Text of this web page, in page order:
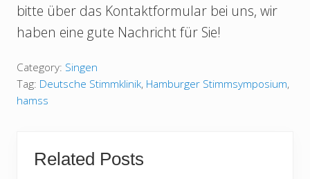
bitte über das Kontaktformular bei uns, wir
haben eine gute Nachricht für Sie!
Category: Singen
Tag: Deutsche Stimmklinik, Hamburger Stimmsymposium,
hamss
Related Posts